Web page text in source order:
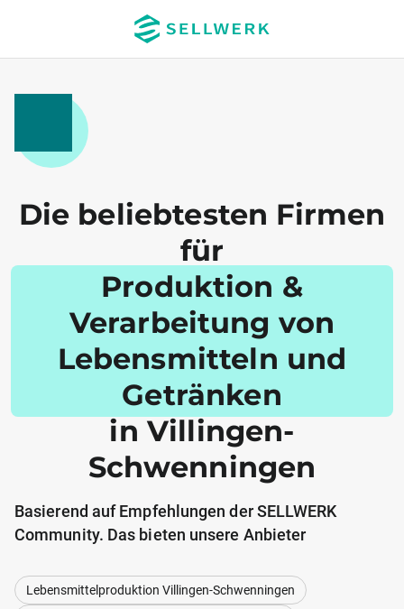
Die beliebtesten Firmen
für
Produktion &
Verarbeitung von
Lebensmitteln und
Getränken
in Villingen-
Schwenningen
Basierend auf Empfehlungen der SELLWERK
Community. Das bieten unsere Anbieter
Lebensmittelproduktion Villingen-Schwenningen